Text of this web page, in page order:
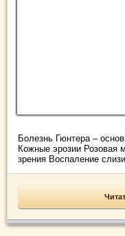
Болезнь Гюнтера –
Кожные эрозии Розовая
зрения Воспаление